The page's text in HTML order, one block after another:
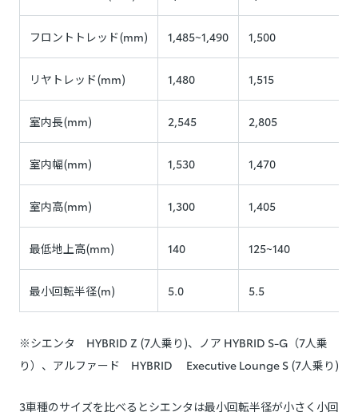
フロントトレッド(mm) 1,485~1,490 1,500
リヤトレッド(mm) 1,480 1,515
室内長(mm) 2,545 2,805
室内幅(mm) 1,530 1,470
室内高(mm) 1,300 1,405
最低地上高(mm) 140 125~140
最小回転半径(m) 5.0 5.5
※シエンタ HYBRID Z (7人乗り)、ノア HYBRID S-G（7人乗
り）、アルファード HYBRID Executive Lounge S (7人乗り)
3車種のサイズを比べるとシエンタは最小回転半径が小さく小回